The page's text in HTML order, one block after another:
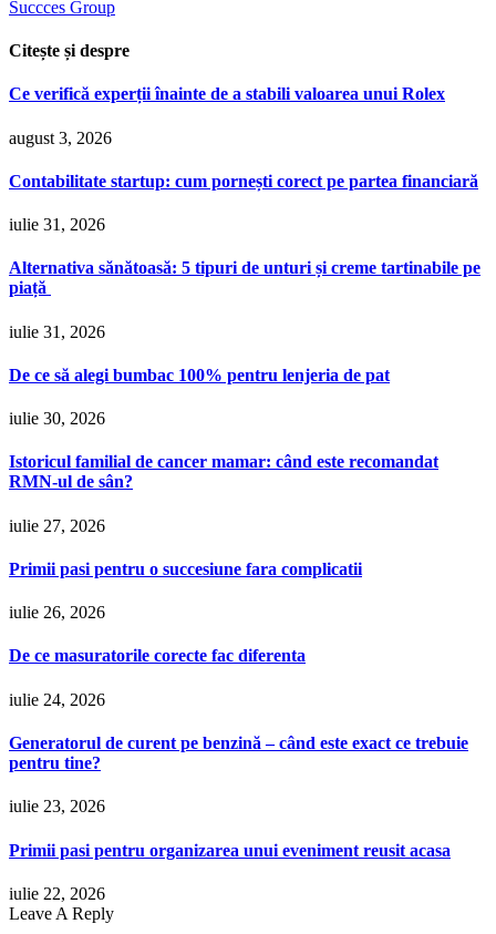
Succces Group
Citește și despre
Ce verifică experții înainte de a stabili valoarea unui Rolex
august 3, 2026
Contabilitate startup: cum pornești corect pe partea financiară
iulie 31, 2026
Alternativa sănătoasă: 5 tipuri de unturi și creme tartinabile pe
piață
iulie 31, 2026
De ce să alegi bumbac 100% pentru lenjeria de pat
iulie 30, 2026
Istoricul familial de cancer mamar: când este recomandat
RMN-ul de sân?
iulie 27, 2026
Primii pasi pentru o succesiune fara complicatii
iulie 26, 2026
De ce masuratorile corecte fac diferenta
iulie 24, 2026
Generatorul de curent pe benzină – când este exact ce trebuie
pentru tine?
iulie 23, 2026
Primii pasi pentru organizarea unui eveniment reusit acasa
iulie 22, 2026
Leave A Reply